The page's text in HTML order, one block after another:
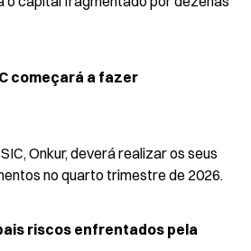
começará a fazer
Onkur, deverá realizar os seus
no quarto trimestre de 2026.
riscos enfrentados pela